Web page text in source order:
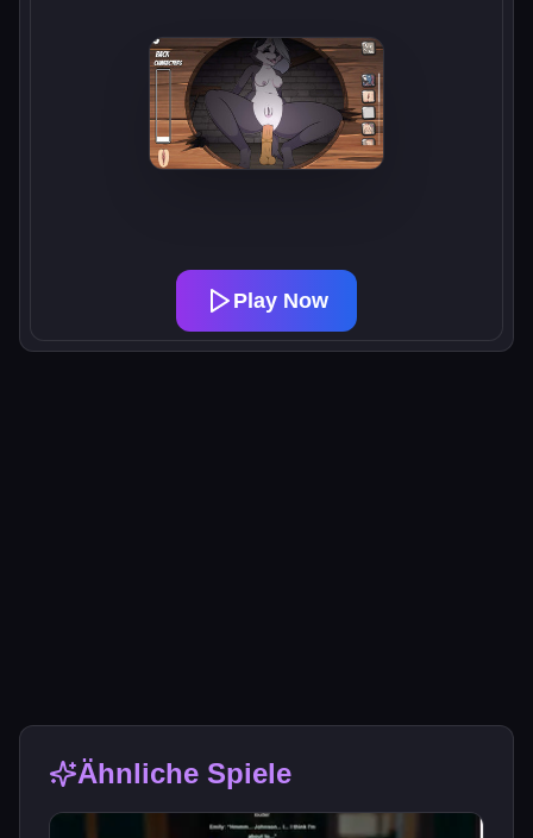
Play Now
Ähnliche Spiele